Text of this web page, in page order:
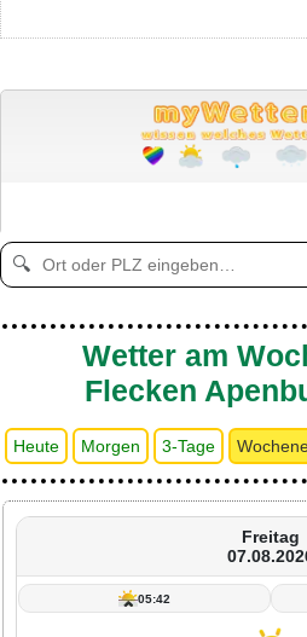
🔍
Wetter am
Flecken
Heute Morgen 3-Tage
Freitag
05:42